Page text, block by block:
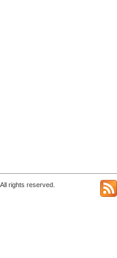
rights reserved.